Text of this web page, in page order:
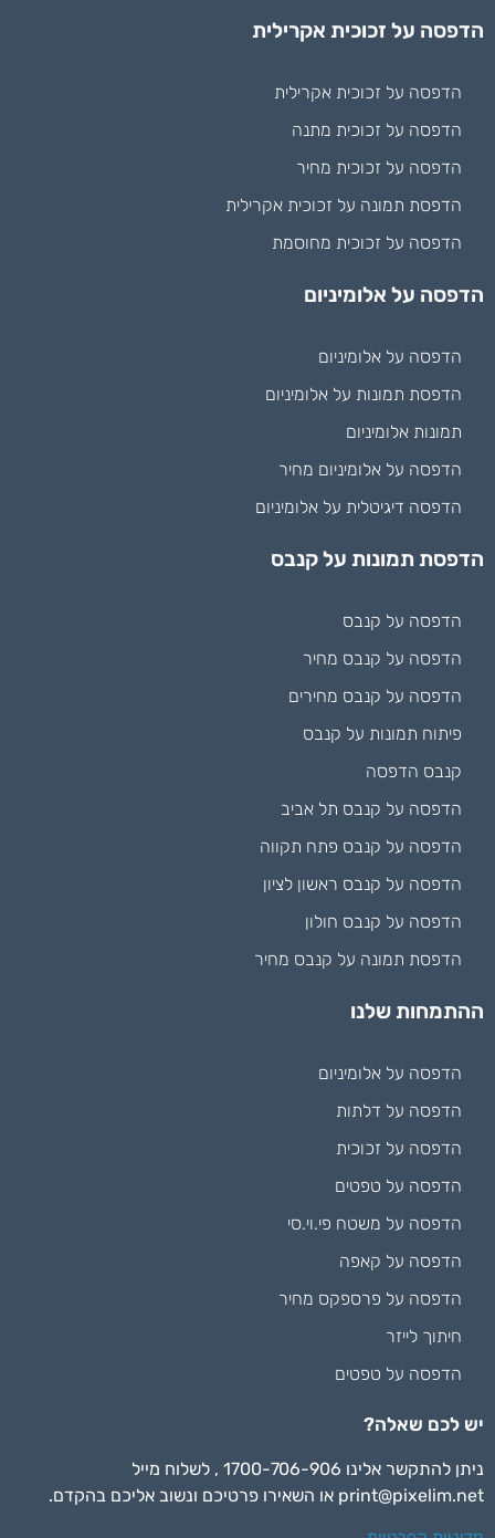
הדפסה על זכוכית אקרילית
הדפסה על זכוכית אקרילית
הדפסה על זכוכית מתנה
הדפסה על זכוכית מחיר
הדפסת תמונה על זכוכית אקרילית
הדפסה על זכוכית מחוסמת
הדפסה על אלומיניום
הדפסה על אלומיניום
הדפסת תמונות על אלומיניום
תמונות אלומיניום
הדפסה על אלומיניום מחיר
הדפסה דיגיטלית על אלומיניום
הדפסת תמונות על קנבס
הדפסה על קנבס
הדפסה על קנבס מחיר
הדפסה על קנבס מחירים
פיתוח תמונות על קנבס
קנבס הדפסה
הדפסה על קנבס תל אביב
הדפסה על קנבס פתח תקווה
הדפסה על קנבס ראשון לציון
הדפסה על קנבס חולון
הדפסת תמונה על קנבס מחיר
ההתמחות שלנו
הדפסה על אלומיניום
הדפסה על דלתות
הדפסה על זכוכית
הדפסה על טפטים
הדפסה על משטח פי.וי.סי
הדפסה על קאפה
הדפסה על פרספקס מחיר
חיתוך לייזר
הדפסה על טפטים
יש לכם שאלה?
ניתן להתקשר אלינו 1700-706-906 , לשלוח מייל
print@pixelim.net או השאירו פרטיכם ונשוב אליכם בהקדם.